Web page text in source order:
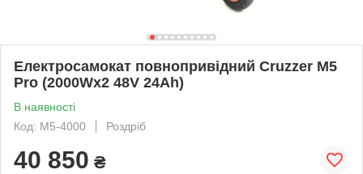
Електросамокат повнопривідний Cruzzer M5
Pro (2000Wх2 48V 24Ah)
В наявності
Код: M5-4000
Роздріб
40 850 ₴